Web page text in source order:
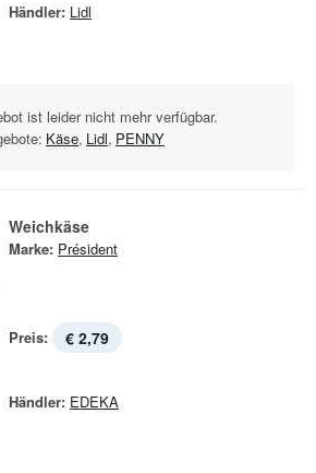
Händler: Lidl
ist leider nicht mehr verfügbar.
Käse, Lidl, PENNY
Weichkäse
Marke: Président
Preis: € 2,79
Händler: EDEKA